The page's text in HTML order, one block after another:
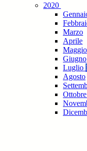
2020
Marzo
Aprile
Maggio
Giugno
Luglio
Agosto
Ottobre